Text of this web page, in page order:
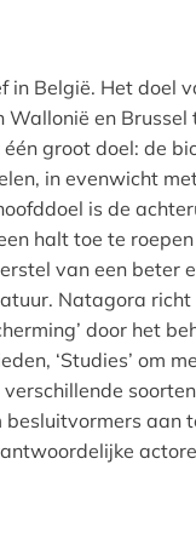
in België. Het doel
Wallonië en Brussel
één groot doel: de
in evenwicht
is de
halt toe te
van een beter
Natagora richt
door het
‘Studies’ om
besluitvormers aan